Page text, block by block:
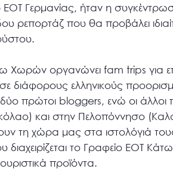
ΕΟΤ Γερμανίας, ήταν η
ρεπορτάζ που θα προβάλει
Χωρών οργανώνει fam trips για
ελληνικούς
πρώτοι bloggers, ενώ οι άλλοι
και στην Πελοπόννησο
τη χώρα μας στα ιστολόγιά
το Γραφείο ΕΟΤ
προϊόντα.